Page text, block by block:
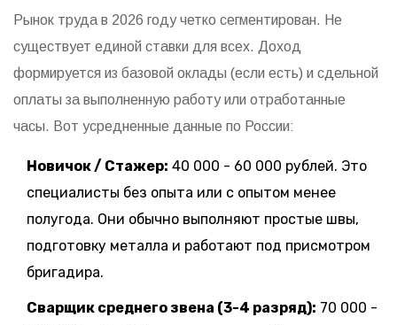
Рынок труда в 2026 году четко сегментирован. Не
существует единой ставки для всех. Доход
формируется из базовой оклады (если есть) и сдельной
оплаты за выполненную работу или отработанные
часы. Вот усредненные данные по России:
Новичок / Стажер: 40 000 - 60 000 рублей. Это
специалисты без опыта или с опытом менее
полугода. Они обычно выполняют простые швы,
подготовку металла и работают под присмотром
бригадира.
Сварщик среднего звена (3-4 разряд): 70 000 -